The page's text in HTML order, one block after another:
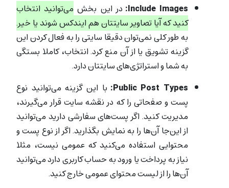
Include Images: در این بخش می‌توانید انتخاب
کنید که آیا تصاویر سایتتان هم ایندکس شوند یا خیر.
به طور کلی نمی‌توان دقیقا سایتی را به فعال کردن این
گزینه تشویق یا از آن منع کرد. انتخاب، کاملا بستگی
به شما و استراتژی‌‌های سایتتان دارد.
Public Post Types: با این گزینه می‌توانید نوع
پست و صفحاتی را که در نقشه سایت قرار می‌گیرند،
مدیریت کنید. اگر پست‌های سفارشی دارید می‌توانید
از این‌جا آن‌ها را به نمایش بگذارید. اگر از نوع پست و
محتوایی استفاده می‌کنید که عمومی نیست، مثلا
نیاز به پرداخت یا ورود به حساب کاربری دارد می‌توانید
آن‌ها را از لیست محتوای عمومی خارج کنید.